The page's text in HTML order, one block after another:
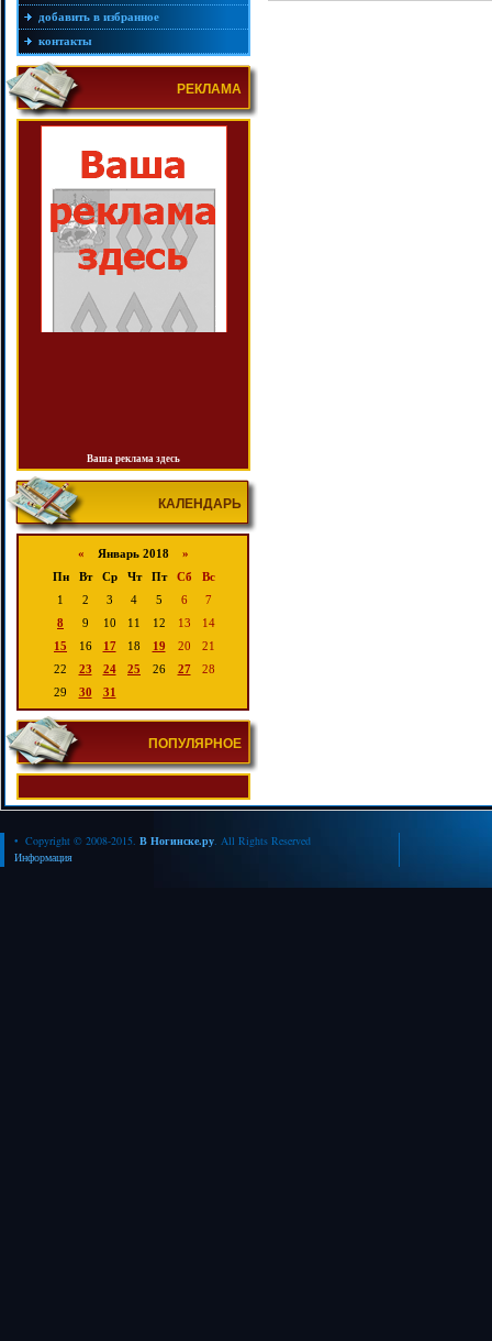
добавить в избранное
контакты
РЕКЛАМА
Ваша реклама здесь
КАЛЕНДАРЬ
« Январь 2018 »
Пн
Вт Ср Чт Пт Сб
Вс
1
2 3 4 5 6
7
8
9 10 11 12 13
14
15
16 17 18 19 20
21
22
23 24 25 26 27
28
29
30 31
ПОПУЛЯРНОЕ
• Copyright © 2008-2015. В Ногинске.ру. All Rights Reserved
Информация